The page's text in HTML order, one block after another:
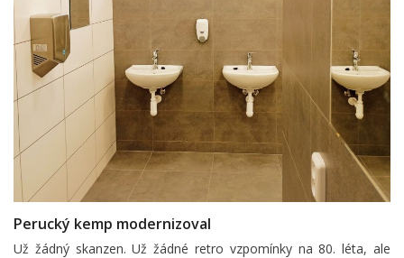
Perucký kemp modernizoval
Už žádný skanzen. Už žádné retro vzpomínky na 80. léta, ale